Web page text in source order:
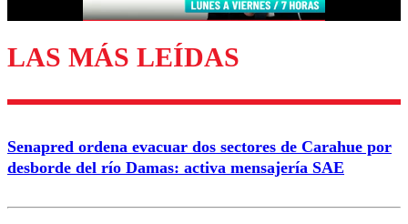
Enviar comentario
LAS MÁS LEÍDAS
Senapred ordena evacuar dos sectores de Carahue por
desborde del río Damas: activa mensajería SAE